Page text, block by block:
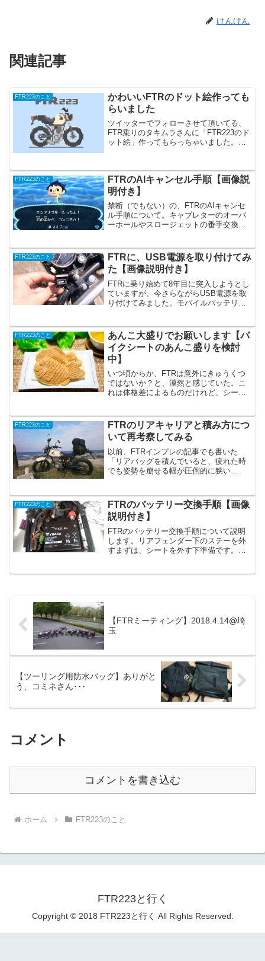
けんけん
関連記事
FTR223のこと
かわいいFTRのドット絵作っても
らいました
ツイッターでフォローさせて頂いてる、
FTR乗りのタキムラさんに「FTR223のド
ット絵」作ってもらっちゃいました。カ
ーもスパトラになっていて驚きました。
他にも愛車F...
FTR223のこと
FTRのAIキャンセル手順【画像説
明付き】
禁断（でもない）の、FTRのAIキャンセ
ル手順について。キャブレターのオーバ
ーホールやスロージェットの番手交換を
次エアの混入も見受けられず、これ以上
ジェット交換だけで調...
FTR223のこと
FTRに、USB電源を取り付けてみ
た【画像説明付き】
FTRに乗り始めて8年目に突入しようとし
ていますが、今さらながらUSB電源を取
り付けてみました。モバイルバッテリー
しつつ移動することが、どれほど便利な
ことなのかを実感し...
FTR223のこと
あんこ大盛りでお願いします【バ
イクシートのあんこ盛りを検討
中】
いつ頃からか、FTRは意外にきゅうくつ
ではないか？と、漠然と感じていた。こ
れは体格差によるものだけれど、シート
しまう。はた目とても姿勢が良く、多分
お行儀よく見えるのだ...
FTR223のこと
FTRのリアキャリアと積み方につ
いて再考察してみる
以前、FTRインプレの記事でも書いた
「リアバッグを積んでいると、疲れた時
でも姿勢を崩せる幅が圧倒的に狭い
時写真を見返していて、ふと思ったこ
と。上の写真は、まだFTRに...
FTR223のこと
FTRのバッテリー交換手順【画像
説明付き】
FTRのバッテリー交換手順について説明
します。リアフェンダー下のステーを外
すまずは、シートを外す下準備です。リ
【FTRミーティング】2018.4.14@埼
玉
【ツーリング用防水バッグ】ありがと
う、コミネさん･･･
コメント
コメントを書き込む
ホーム FTR223のこと
FTR223と行く
Copyright © 2018 FTR223と行く All Rights Reserved.